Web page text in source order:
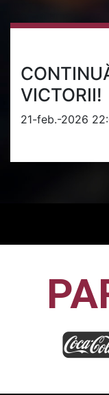
VICTORII!
21-feb.-2026